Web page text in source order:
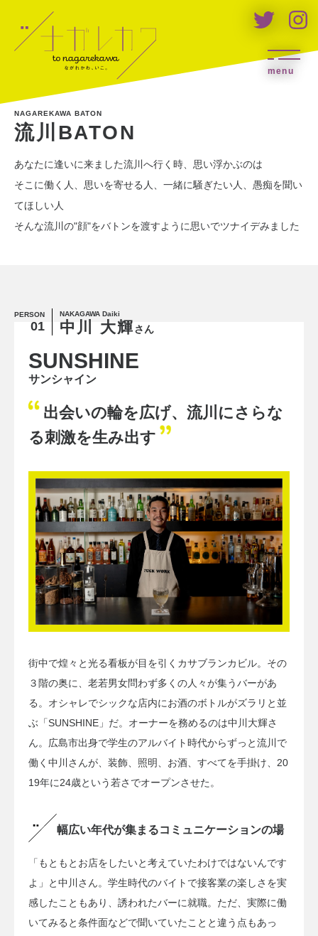
menu
NAGAREKAWA BATON
流川BATON
あなたに逢いに来ました流川へ行く時、思い浮かぶのは
そこに働く人、思いを寄せる人、一緒に騒ぎたい人、愚痴を聞い
てほしい人
そんな流川の"顔"をバトンを渡すように思いでツナイデみました
PERSON
01
NAKAGAWA Daiki
中川 大輝さん
SUNSHINE
サンシャイン
出会いの輪を広げ、流川にさらな
る刺激を生み出す
街中で煌々と光る看板が目を引くカサブランカビル。その
３階の奥に、老若男女問わず多くの人々が集うバーがあ
る。オシャレでシックな店内にお酒のボトルがズラリと並
ぶ「SUNSHINE」だ。オーナーを務めるのは中川大輝さ
ん。広島市出身で学生のアルバイト時代からずっと流川で
働く中川さんが、装飾、照明、お酒、すべてを手掛け、20
19年に24歳という若さでオープンさせた。
幅広い年代が集まるコミュニケーションの場
「もともとお店をしたいと考えていたわけではないんです
よ」と中川さん。学生時代のバイトで接客業の楽しさを実
感したこともあり、誘われたバーに就職。ただ、実際に働
いてみると条件面などで聞いていたことと違う点もあっ